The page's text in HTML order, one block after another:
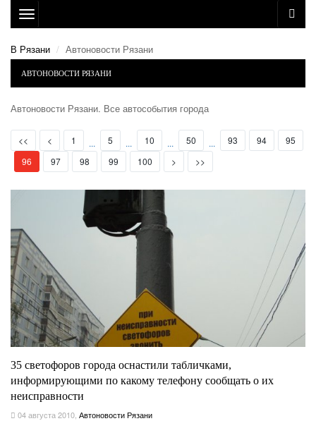
Toggle
navigation
В Рязани
Автоновости Рязани
АВТОНОВОСТИ РЯЗАНИ
Автоновости Рязани. Все автособытия города
<< < 1 ... 5 ... 10 ... 50 ... 93 94
95
96 (current)
97 98 99 100 > >>
35 светофоров города оснастили табличками,
информирующими по какому телефону сообщать о их
неисправности
04 августа 2010 Автоновости Рязани